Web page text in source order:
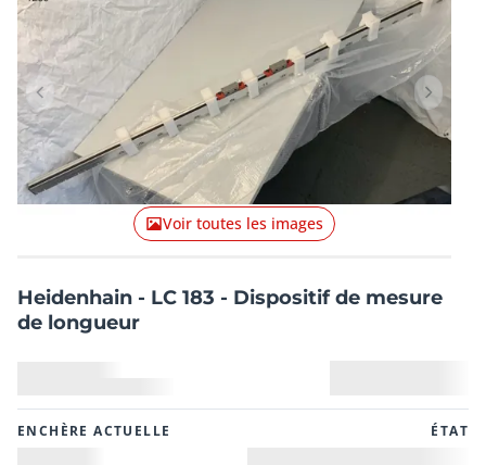
Lot précédent Lot
Voir toutes les images
Heidenhain - LC 183 - Dispositif de mesure
de longueur
ENCHÈRE ACTUELLE ÉTAT